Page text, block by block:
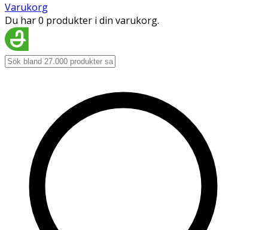
Varukorg
Du har 0 produkter i din varukorg.